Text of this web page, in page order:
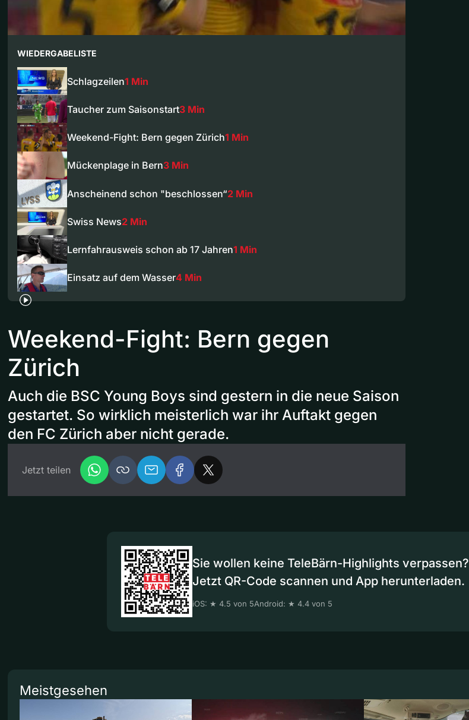
WIEDERGABELISTE
Schlagzeilen1 Min
Taucher zum Saisonstart3 Min
Weekend-Fight: Bern gegen Zürich1 Min
Mückenplage in Bern3 Min
Anscheinend schon "beschlossen“2 Min
Swiss News2 Min
Lernfahrausweis schon ab 17 Jahren1 Min
Einsatz auf dem Wasser4 Min
Weekend-Fight: Bern gegen
Zürich
Auch die BSC Young Boys sind gestern in die neue Saison
gestartet. So wirklich meisterlich war ihr Auftakt gegen
den FC Zürich aber nicht gerade.
Jetzt teilen
Sie wollen keine TeleBärn-Highlights verpassen?
Jetzt QR-Code scannen und App herunterladen.
iOS: ★ 4.5 von 5Android: ★ 4.4 von 5
Meistgesehen